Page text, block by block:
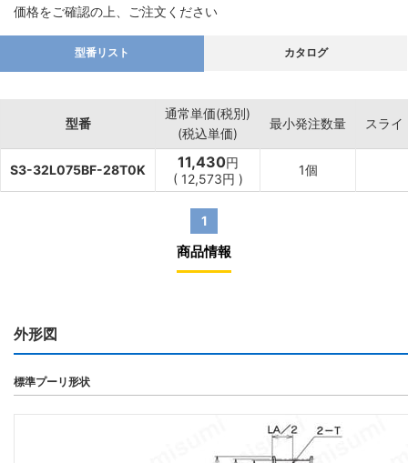
価格をご確認の上、ご注文ください
型番リスト カタログ
型番
通常単価(税別)
(税込単価)
最小発注数量 スライ
S3-32L075BF-28T0K 11,430円
( 12,573円 )
1個
1
商品情報
外形図
標準プーリ形状